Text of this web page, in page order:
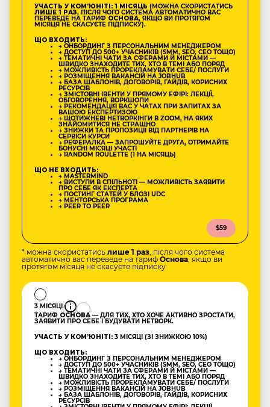
УЧАСТЬ У КОМʼЮНІТІ: 1 МІСЯЦЬ (МОЖНА СКОРИСТАТИСЬ
ЛИШЕ 1 РАЗ, ПІСЛЯ ЧОГО СИСТЕМА АВТОМАТИЧНО ВАС
ПЕРЕВЕДЕ НА ТАРИФ ОСНОВА, ЯКЩО ВИ ПРОТЯГОМ
МІСЯЦЯ НЕ СКАСУЄТЕ ПІДПИСКУ).
ЩО ВХОДИТЬ:
→ ОНБОРДИНГ З ПЕРСОНАЛЬНИМ МЕНЕДЖЕРОМ
→ ДОСТУП ДО 500+ УЧАСНИКІВ (SMM, SEO, CEO ТОЩО)
→ ТЕМАТИЧНІ ЧАТИ ЗА СФЕРАМИ Й МІСТАМИ —
ШВИДКО ЗНАХОДИТЕ ТИХ, ХТО В ТЕМІ АБО ПОРЯД
→ МОЖЛИВІСТЬ ПРОРЕКЛАМУВАТИ СЕБЕ/ ПОСЛУГИ
→ РОЗМІЩЕННЯ ВАКАНСІЙ НА JOBHUB
→ БАЗА ШАБЛОНІВ, ДОГОВОРІВ, ГАЙДІВ, КОРИСНИХ
РЕСУРСІВ
→ ЗМІСТОВНІ ІВЕНТИ У ПРЯМОМУ ЕФІРІ: ЛЕКЦІЇ,
ОБГОВОРЕННЯ, ВОРКШОПИ
→ РЕКОМЕНДАЦІЯ ВАС У ЧАТАХ ПРИ ЗАПИТАХ ЗА
ВАШОЮ ЕКСПЕРТИЗОЮ
→ ЩОТИЖНЕВІ НЕТВОРКІНГИ В ZOOM, НА ЯКИХ
ЗНАЙОМИТИСЯ НЕ СТРАШНО
→ ЗНИЖКИ ТА ПРОПОЗИЦІЇ ВІД ПАРТНЕРІВ НА
СЕРВІСИ КУРСИ
→ РЕФЕРАЛКА — ЗАПРОШУЙТЕ ДРУГА, ОТРИМАЙТЕ
БОНУСНІ МІСЯЦІ УЧАСТІ
→ RANDOM ROULETTE (1 НА МІСЯЦЬ)
ЩО НЕ ВХОДИТЬ:
→ MASTERMIND
→ ВИСТУПИ В СПІЛЬНОТІ — МОЖЛИВІСТЬ ЗАЯВИТИ
ПРО СЕБЕ ЯК ЕКСПЕРТА
→ ПОСТИНГ СТАТЕЙ У БЛОЗІ UDC
→ МЕНТОРСЬКА ПРОГРАМА
→ PEER TO PEER
$59
* можна скористатись лише 1 раз, після чого система
автоматично вас переведе на тариф Основа, якщо ви
протягом місяця не скасуєте підписку
3 МІСЯЦІ
ТАРИФ ОСНОВА — ДЛЯ ТИХ, ХТО ХОЧЕ АКТИВНО ЗРОСТАТИ,
ЗАЯВИТИ ПРО СЕБЕ І БУДУВАТИ НЕТВОРК.
УЧАСТЬ У КОМʼЮНІТІ: 3 МІСЯЦІ (ЗІ ЗНИЖКОЮ 10%)
ЩО ВХОДИТЬ:
→ ОНБОРДИНГ З ПЕРСОНАЛЬНИМ МЕНЕДЖЕРОМ
→ ДОСТУП ДО 500+ УЧАСНИКІВ (SMM, SEO, CEO ТОЩО)
→ ТЕМАТИЧНІ ЧАТИ ЗА СФЕРАМИ Й МІСТАМИ —
ШВИДКО ЗНАХОДИТЕ ТИХ, ХТО В ТЕМІ АБО ПОРЯД
→ МОЖЛИВІСТЬ ПРОРЕКЛАМУВАТИ СЕБЕ/ ПОСЛУГИ
→ РОЗМІЩЕННЯ ВАКАНСІЙ НА JOBHUB
→ БАЗА ШАБЛОНІВ, ДОГОВОРІВ, ГАЙДІВ, КОРИСНИХ
РЕСУРСІВ